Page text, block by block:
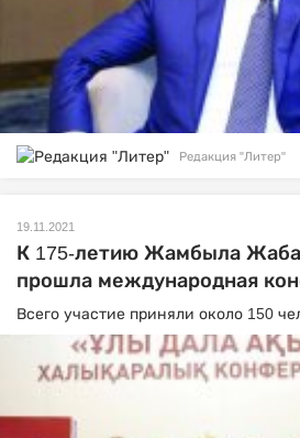
Редакция "Литер"
19.11.2021
К 175-летию Жамбыла
прошла международная
Всего участие приняли около 150